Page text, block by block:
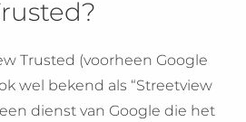
Trusted (voorheen Google
wel bekend als “Streetview
dienst van Google die het